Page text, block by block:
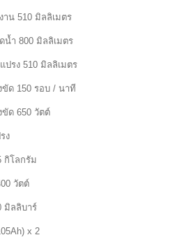
าน 510 มิลลิเมตร
น้ำ 800 มิลลิเมตร
ปรง 510 มิลลิเมตร
ขัด 150 รอบ / นาที
ขัด 650 วัตต์
ง
กิโลกรัม
วัตต์
มิลลิบาร์
x 2